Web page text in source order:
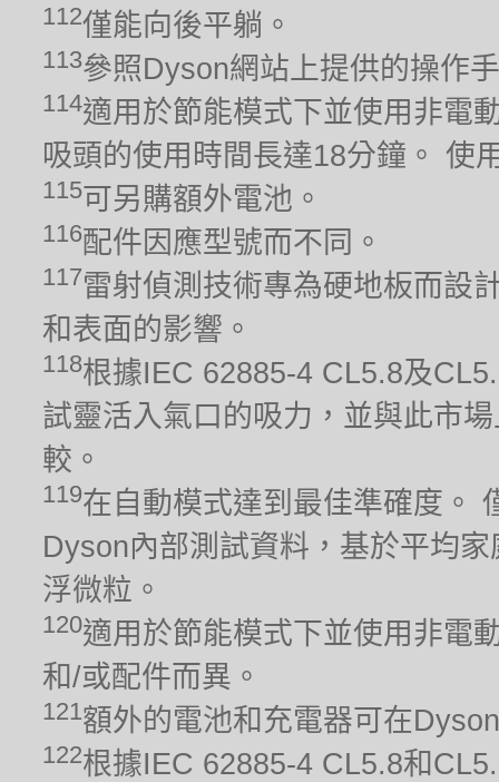
112僅能向後平躺。
113參照Dyson網站上提供的操作
114適用於節能模式下並使用非電
吸頭的使用時間長達18分鐘。 使
115可另購額外電池。
116配件因應型號而不同。
117雷射偵測技術專為硬地板而設
和表面的影響。
118根據IEC 62885-4 CL5.8及
試靈活入氣口的吸力，並與此市
較。
119在自動模式達到最佳準確度。
Dyson內部測試資料，基於平均
浮微粒。
120適用於節能模式下並使用非電
和/或配件而異。
121額外的電池和充電器可在
122根據IEC 62885-4 CL5.8和